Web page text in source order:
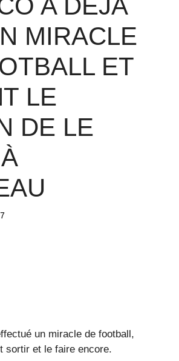
A DÉJÀ
MIRACLE
ET
LE
DE LE
un miracle de football,
sortir et le faire encore.